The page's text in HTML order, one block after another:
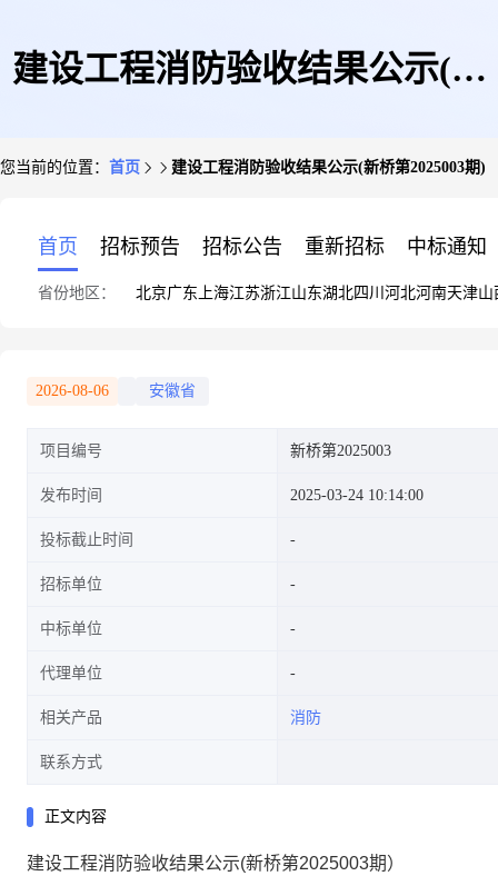
建设工程消防验收结果公示(新
您当前的位置： 首页 建设工程消防验收结果公示(新桥第2025003期)
首页 招标预告 招标公告 重新招标 中标通知
省份地区： 北京广东 上海江苏浙江山东湖北四川 河北河南天津山
2026-08-06 安徽省
项目编号 新桥第2025003
发布时间 2025-03-24 10:14:00
投标截止时间
招标单位
中标单位
代理单位
相关产品 消防
联系方式
正文内容
建设工程消防验收结果公示(新桥第2025003期）